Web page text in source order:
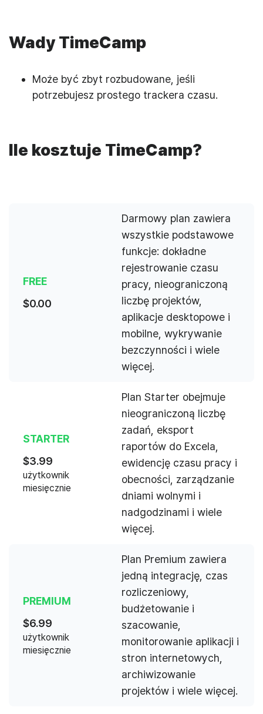
Wady TimeCamp
Może być zbyt rozbudowane, jeśli
potrzebujesz prostego trackera czasu.
Ile kosztuje TimeCamp?
FREE
$0.00
Darmowy plan zawiera
wszystkie podstawowe
funkcje: dokładne
rejestrowanie czasu
pracy, nieograniczoną
liczbę projektów,
aplikacje desktopowe i
mobilne, wykrywanie
bezczynności i wiele
więcej.
STARTER
$3.99
użytkownik
miesięcznie
Plan Starter obejmuje
nieograniczoną liczbę
zadań, eksport
raportów do Excela,
ewidencję czasu pracy i
obecności, zarządzanie
dniami wolnymi i
nadgodzinami i wiele
więcej.
PREMIUM
$6.99
użytkownik
miesięcznie
Plan Premium zawiera
jedną integrację, czas
rozliczeniowy,
budżetowanie i
szacowanie,
monitorowanie aplikacji i
stron internetowych,
archiwizowanie
projektów i wiele więcej.